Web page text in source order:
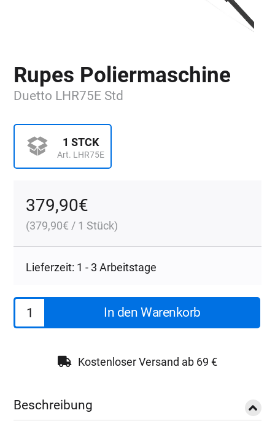
Rupes Poliermaschine
Duetto LHR75E Std
1 STCK
Art. LHR75E
379,90€
(379,90€ / 1 Stück)
Lieferzeit: 1 - 3 Arbeitstage
Rupes
BigFoot
LHR75E
Menge
In den Warenkorb
Kostenloser Versand ab 69 €
Beschreibung